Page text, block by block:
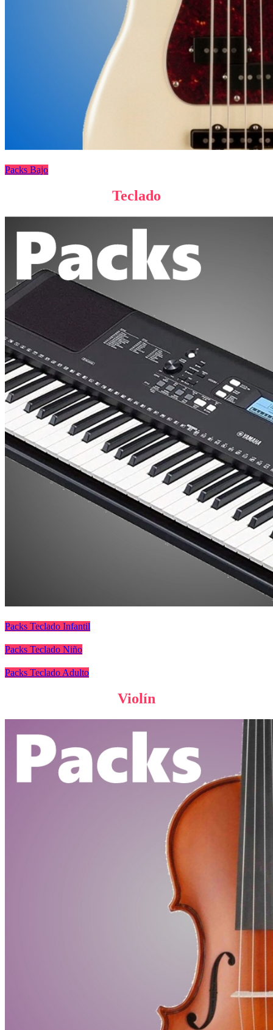
Packs Bajo
Teclado
Packs Teclado Infantil
Packs Teclado Niño
Packs Teclado Adulto
Violín